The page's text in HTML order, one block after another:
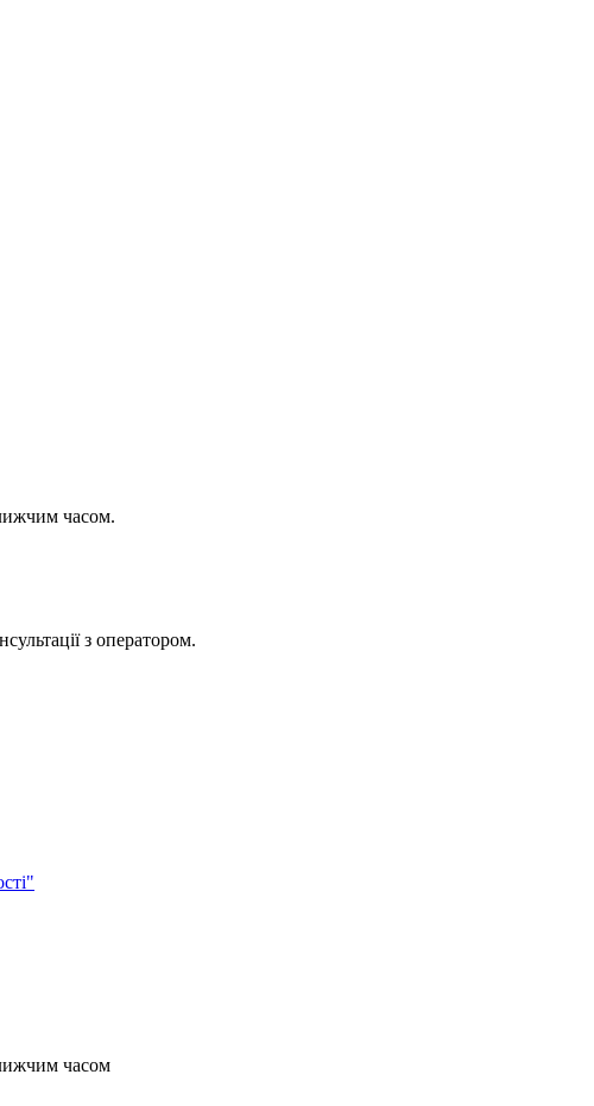
часом.
з оператором.
часом